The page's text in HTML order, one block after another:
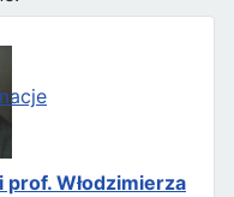
Włodzimierza